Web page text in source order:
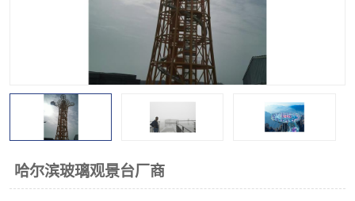
哈尔滨玻璃观景台厂商
玻璃滑道
网红桥
拓展器材 丛林穿越设备
玻璃栈道